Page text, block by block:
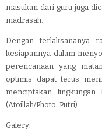
masukan dari guru juga
madrasah.
Dengan terlaksananya
kesiapannya dalam
perencanaan yang
optimis dapat terus
menciptakan
(Atoillah/Photo: Putri)
Galery: